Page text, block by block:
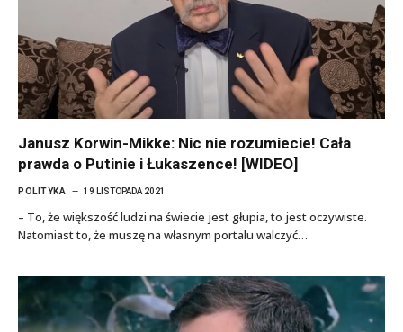
Janusz Korwin-Mikke: Nic nie rozumiecie! Cała
prawda o Putinie i Łukaszence! [WIDEO]
POLITYKA 19 LISTOPADA 2021
– To, że większość ludzi na świecie jest głupia, to jest oczywiste.
Natomiast to, że muszę na własnym portalu walczyć…